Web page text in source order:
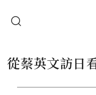
從蔡英文訪日